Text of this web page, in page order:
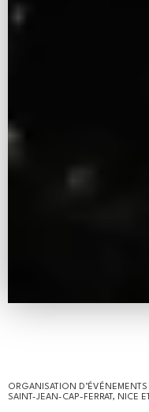
ORGANISATION
SAINT-JEAN-CAP-FERRAT, NICE